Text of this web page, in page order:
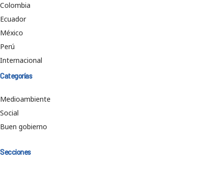
Colombia
Ecuador
México
Perú
Internacional
Categorías
Medioambiente
Social
Buen gobierno
Secciones